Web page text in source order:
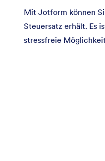
Mit Jotform können
Steuersatz erhält. Es
stressfreie